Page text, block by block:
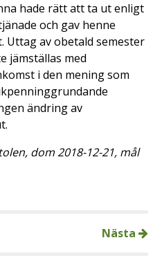
hade rätt att ta ut enligt
och gav henne
av obetald semester
jämställas med
i den mening som
ändring av
dom 2018-12-21, mål
Nästa